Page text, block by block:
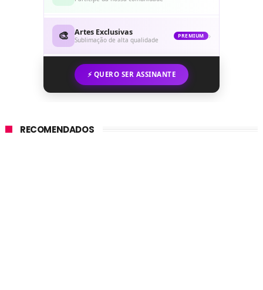
🎨 Artes Exclusivas
Sublimação de alta qualidade
PREMIUM ›
⚡ QUERO SER ASSINANTE
RECOMENDADOS